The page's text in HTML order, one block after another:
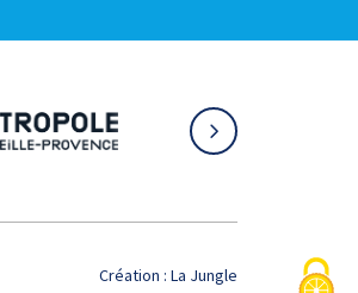
Création :La Jungle